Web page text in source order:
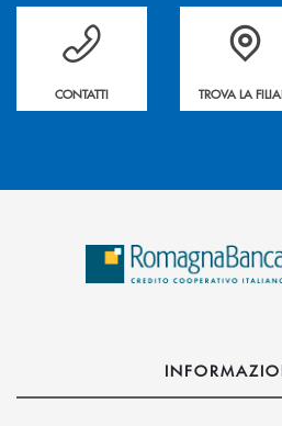
Per ogni necessità compila il form e
CONTATTI
La&nbsp;
TROVA LA